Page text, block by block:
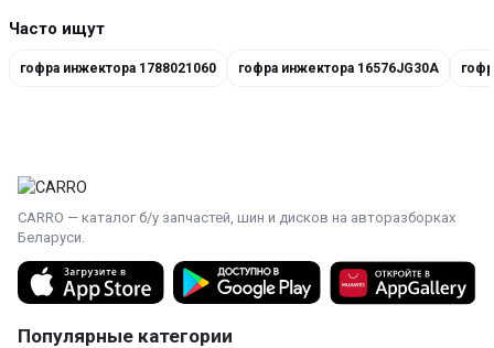
Часто ищут
гофра инжектора 1788021060 гофра инжектора 16576JG30A
CARRO — каталог б/у запчастей, шин и дисков на авторазборках
Беларуси.
Популярные категории